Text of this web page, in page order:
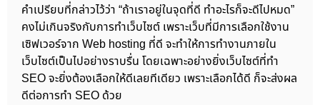
คำเปรียบที่กล่าวไว้ว่า “ถ้าเราอยู่ในจุดที่ดี ทำอะไรก็จะดีไปหมด”
คงไม่เกินจริงกับการทำเว็บไซต์ เพราะเว็บที่มีการเลือกใช้งาน
เซิฟเวอร์จาก Web hosting ที่ดี จะทำให้การทำงานภายใน
เว็บไซต์เป็นไปอย่างราบรื่น โดยเฉพาะอย่างยิ่งเว็บไซต์ที่ทำ
SEO จะยิ่งต้องเลือกให้ดีเลยทีเดียว เพราะเลือกได้ดี ก็จะส่งผล
ดีต่อการทำ SEO ด้วย